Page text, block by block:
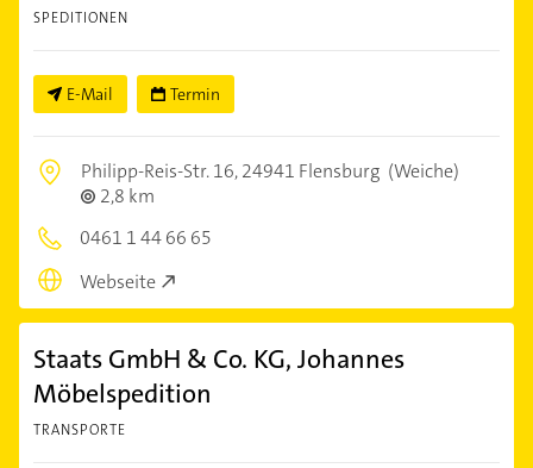
SPEDITIONEN
E-Mail Termin
Philipp-Reis-Str. 16,24941 Flensburg (Weiche)
2,8 km
0461 1 44 66 65
Webseite
Staats GmbH & Co. KG, Johannes
Möbelspedition
TRANSPORTE